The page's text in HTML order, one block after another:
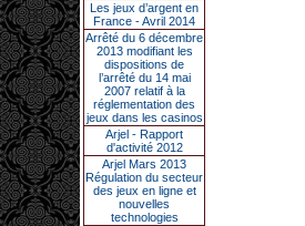
Les jeux d’argent en
France - Avril 2014
Arrêté du 6 décembre
2013 modifiant les
dispositions de
l’arrêté du 14 mai
2007 relatif à la
réglementation des
jeux dans les casinos
Arjel - Rapport
d'activité 2012
Arjel Mars 2013
Régulation du secteur
des jeux en ligne et
nouvelles
technologies